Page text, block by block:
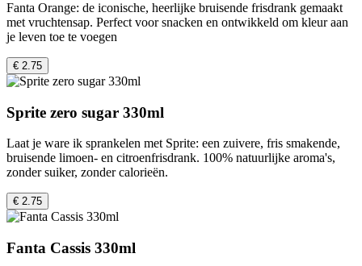
Fanta Orange: de iconische, heerlijke bruisende frisdrank gemaakt
met vruchtensap. Perfect voor snacken en ontwikkeld om kleur aan
je leven toe te voegen
€ 2.75
Sprite zero sugar 330ml
Laat je ware ik sprankelen met Sprite: een zuivere, fris smakende,
bruisende limoen- en citroenfrisdrank. 100% natuurlijke aroma's,
zonder suiker, zonder calorieën.
€ 2.75
Fanta Cassis 330ml